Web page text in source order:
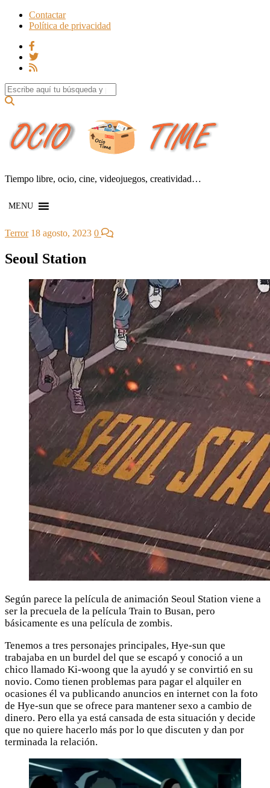
Contactar
Política de privacidad
Search for:
Tiempo libre, ocio, cine, videojuegos, creatividad…
MENU
Terror 18 agosto, 2023 0
Seoul Station
Según parece la película de animación Seoul Station viene a
ser la precuela de la película Train to Busan, pero
básicamente es una película de zombis.
Tenemos a tres personajes principales, Hye-sun que
trabajaba en un burdel del que se escapó y conoció a un
chico llamado Ki-woong que la ayudó y se convirtió en su
novio. Como tienen problemas para pagar el alquiler en
ocasiones él va publicando anuncios en internet con la foto
de Hye-sun que se ofrece para mantener sexo a cambio de
dinero. Pero ella ya está cansada de esta situación y decide
que no quiere hacerlo más por lo que discuten y dan por
terminada la relación.